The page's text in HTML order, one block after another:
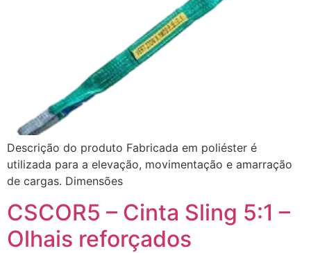
Descrição do produto Fabricada em poliéster é
utilizada para a elevação, movimentação e amarração
de cargas. Dimensões
CSCOR5 – Cinta Sling 5:1 –
Olhais reforçados